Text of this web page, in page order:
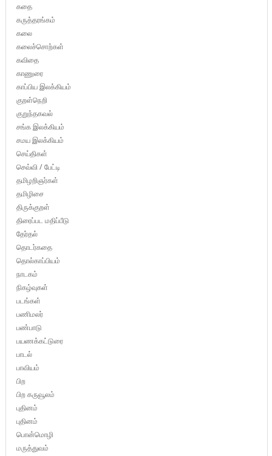
கதை
கருத்தரங்கம்
கலை
கலைச்சொற்கள்
கவிதை
காணுரை
காப்பிய இலக்கியம்
குறள்நெறி
குறுந்தகவல்
சங்க இலக்கியம்
சமய இலக்கியம்
செய்திகள்
செவ்வி / பேட்டி
தமிழறிஞர்கள்
தமிழிசை
திருக்குறள்
திரைப்பட மதிப்பீடு
தேர்தல்
தொடர்கதை
தொல்காப்பியம்
நாடகம்
நிகழ்வுகள்
படங்கள்
பணிமலர்
பண்பாடு
பயணக்கட்டுரை
பாடல்
பாவியம்
பிற
பிற கருவூலம்
புதினம்
புதினம்
பொன்மொழி
மருத்துவம்